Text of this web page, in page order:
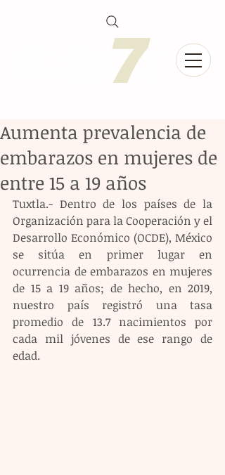
Aumenta prevalencia de
embarazos en mujeres de
entre 15 a 19 años
Tuxtla.- Dentro de los países de la
Organización para la Cooperación y el
Desarrollo Económico (OCDE), México
se sitúa en primer lugar en
ocurrencia de embarazos en mujeres
de 15 a 19 años; de hecho, en 2019,
nuestro país registró una tasa
promedio de 13.7 nacimientos por
cada mil jóvenes de ese rango de
edad.